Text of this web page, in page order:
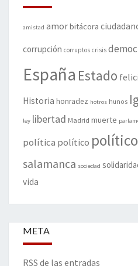
amistad amorbitácora
corrupción corruptos crisis
España Estado
Historia honradez hotros hunos
ley libertad Madrid muerte
política político
salamanca sociedad
vida
META
RSS de las entradas